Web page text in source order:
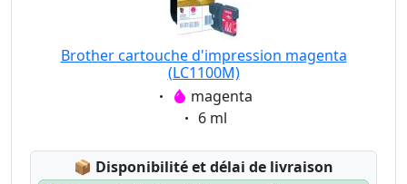
Brother cartouche d'impression magenta
(LC1100M)
Eigenschaft:
magenta
Eigenschaft:
6 ml
📦 Lagerstatus:
Disponibilité et délai de livraison